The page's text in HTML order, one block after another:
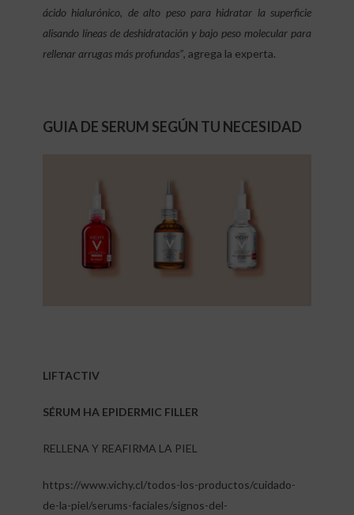
ácido hialurónico, de alto peso para hidratar la superficie
alisando líneas de deshidratación y bajo peso molecular para
rellenar arrugas más profundas”, agrega la experta.
GUIA DE SERUM SEGÚN TU NECESIDAD
LIFTACTIV
SÉRUM HA EPIDERMIC FILLER
RELLENA Y REAFIRMA LA PIEL
https://www.vichy.cl/todos-los-productos/cuidado-
de-la-piel/serums-faciales/signos-del-